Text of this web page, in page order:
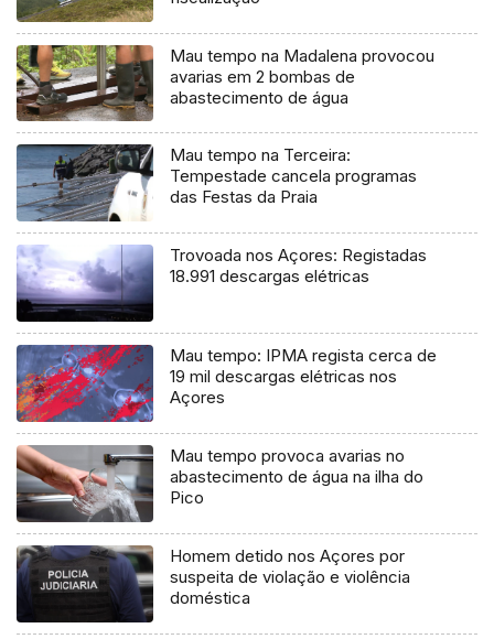
Mau tempo na Madalena provocou
avarias em 2 bombas de
abastecimento de água
Mau tempo na Terceira:
Tempestade cancela programas
das Festas da Praia
Trovoada nos Açores: Registadas
18.991 descargas elétricas
Mau tempo: IPMA regista cerca de
19 mil descargas elétricas nos
Açores
Mau tempo provoca avarias no
abastecimento de água na ilha do
Pico
Homem detido nos Açores por
suspeita de violação e violência
doméstica